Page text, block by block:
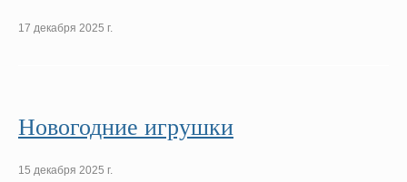
17 декабря 2025 г.
Новогодние игрушки
15 декабря 2025 г.